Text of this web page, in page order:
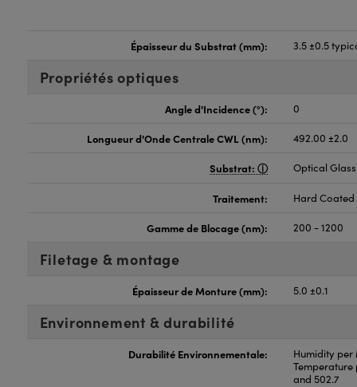
Épaisseur du Substrat (mm): 3.5 ±0.5
Propriétés optiques
Angle d'Incidence (°): 0
Longueur d'Onde Centrale CWL (nm): 492.00 ±2.0
Substrat: Optical Glass
Traitement: Hard Coated
Gamme de Blocage (nm): 200 - 1200
Filetage & montage
Épaisseur de Monture (mm): 5.0 ±0.1
Environnement & durabilité
Durabilité Environnementale:
Humidity per
Temperature
and 502.7